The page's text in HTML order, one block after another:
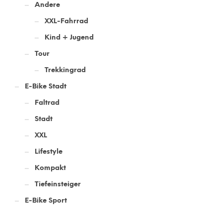
Andere
XXL-Fahrrad
Kind + Jugend
Tour
Trekkingrad
E-Bike Stadt
Faltrad
Stadt
XXL
Lifestyle
Kompakt
Tiefeinsteiger
E-Bike Sport